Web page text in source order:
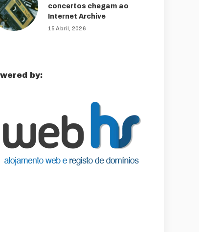
concertos chegam ao
Internet Archive
15 Abril, 2026
by: